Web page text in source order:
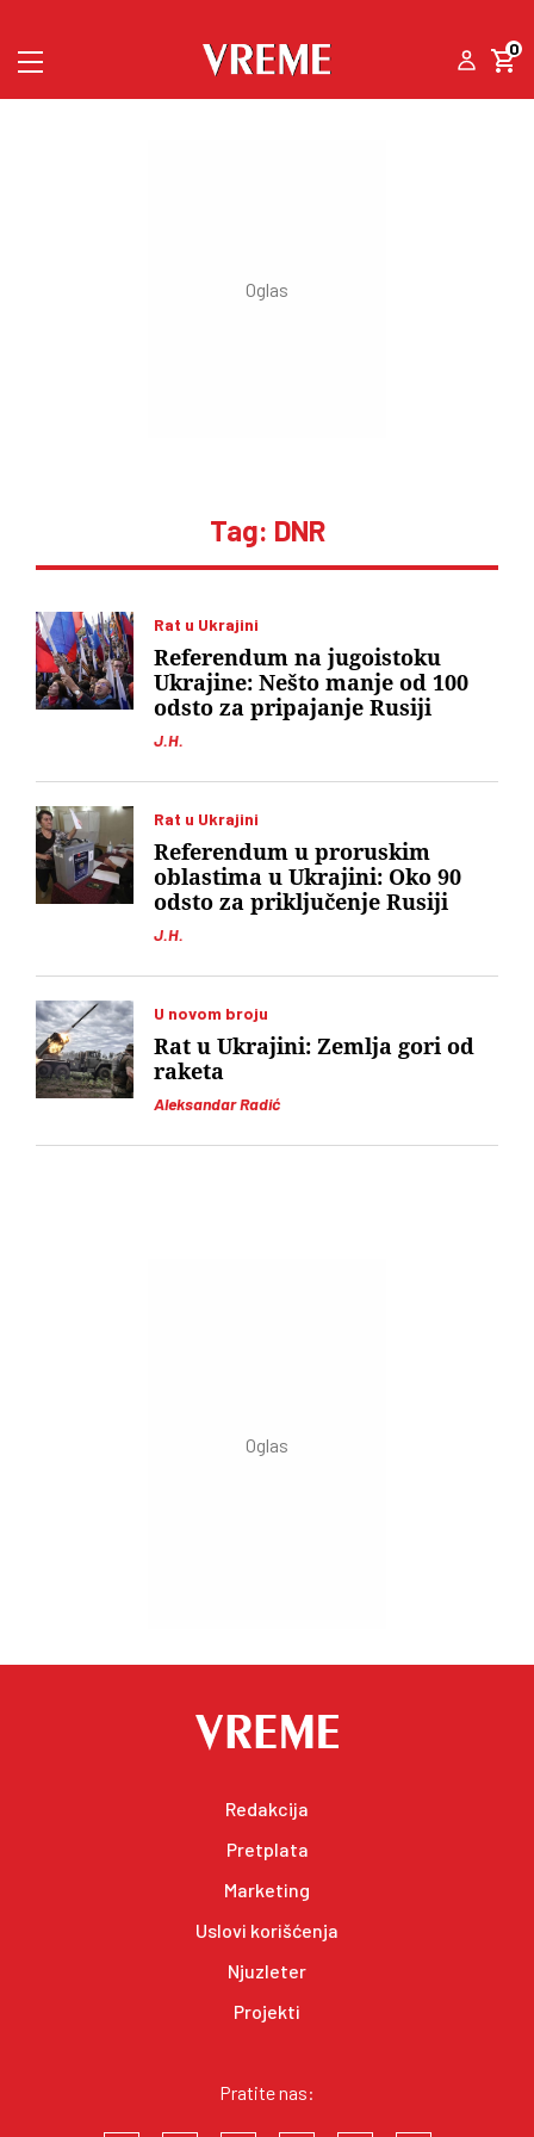
0
Tag: DNR
Rat u Ukrajini
J.H.
Referendum na jugoistoku
Ukrajine: Nešto manje od 100
odsto za pripajanje Rusiji
Rat u Ukrajini
J.H.
Referendum u proruskim
oblastima u Ukrajini: Oko 90
odsto za priključenje Rusiji
U novom broju
Aleksandar Radić
Rat u Ukrajini: Zemlja gori od
raketa
Redakcija
Pretplata
Marketing
Uslovi korišćenja
Njuzleter
Projekti
Pratite nas: